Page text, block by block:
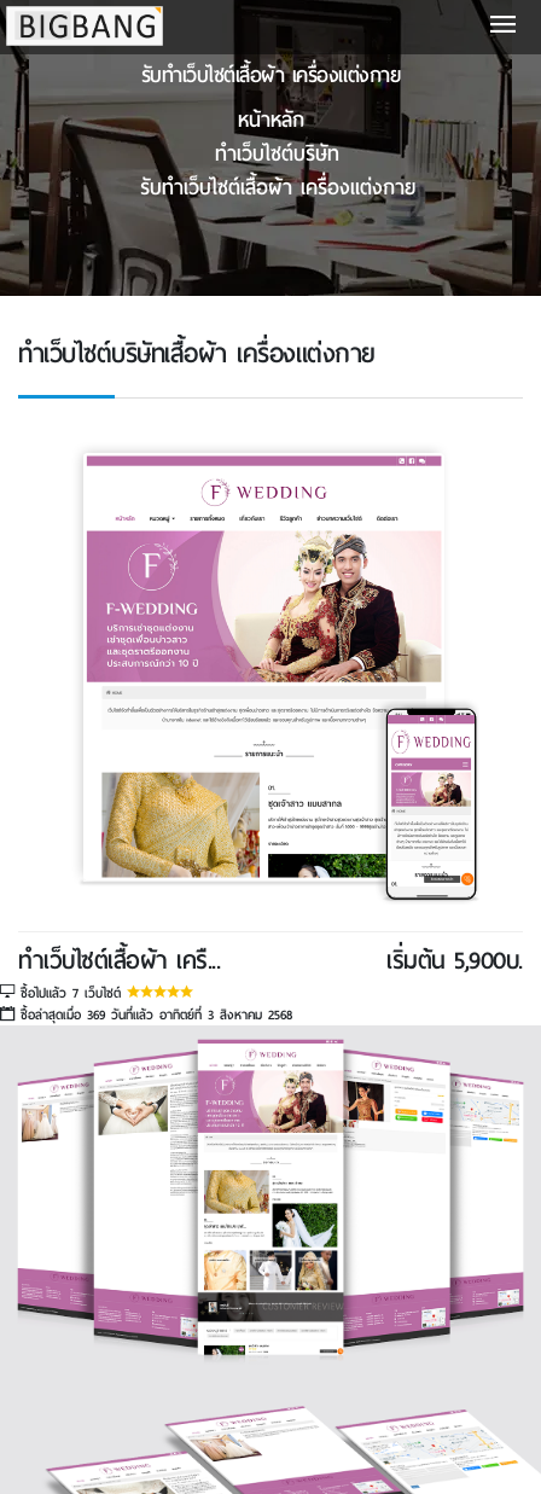
รับทําเว็บไซต์เสื้อผ้า เครื่องแต่งกาย
หน้าหลัก
ทําเว็บไซต์บริษัท
รับทําเว็บไซต์เสื้อผ้า เครื่องแต่งกาย
ทําเว็บไซต์บริษัทเสื้อผ้า เครื่องแต่งกาย
ทําเว็บไซต์เสื้อผ้า เครื... เริ่มต้น 5,900บ.
ซื้อไปแล้ว 7 เว็บไซต์
ซื้อล่าสุดเมื่อ 369 วันที่แล้ว อาทิตย์ที่ 3 สิงหาคม 2568